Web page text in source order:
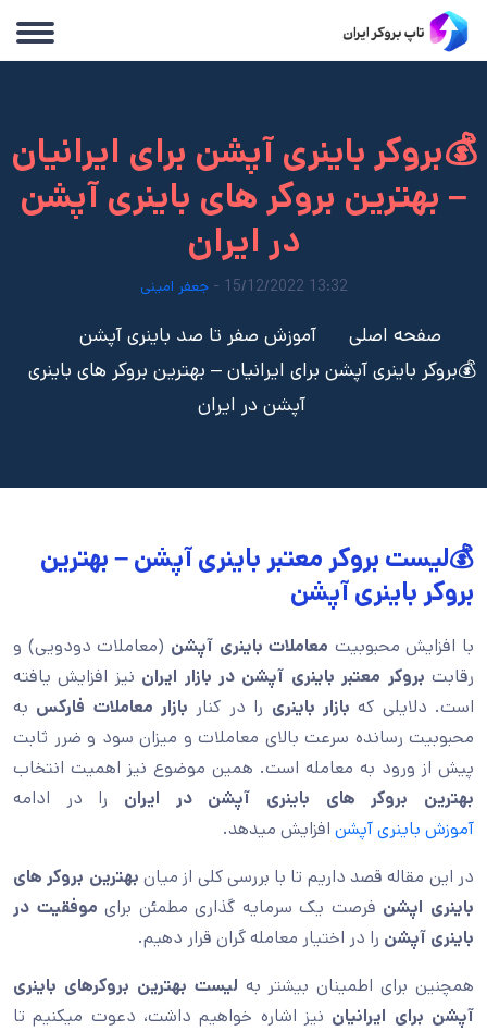
💰بروکر باینری آپشن برای ایرانیان
– بهترین بروکر های باینری آپشن
در ایران
13:32 15/12/2022 - جعفر امینی
صفحه اصلی
آموزش صفر تا صد باینری آپشن
💰بروکر باینری آپشن برای ایرانیان – بهترین بروکر های باینری
آپشن در ایران
💰لیست بروکر معتبر باینری آپشن – بهترین
بروکر باینری آپشن
با افزایش محبوبیت معاملات باینری آپشن (معاملات دودویی) و
رقابت بروکر معتبر باینری آپشن در بازار ایران نیز افزایش یافته
است. دلایلی که بازار باینری را در کنار بازار معاملات فارکس به
محبوبیت رسانده سرعت بالای معاملات و میزان سود و ضرر ثابت
پیش از ورود به معامله است. همین موضوع نیز اهمیت انتخاب
بهترین بروکر های باینری آپشن در ایران را در ادامه
آموزش باینری آپشن افزایش میدهد.
در این مقاله قصد داریم تا با بررسی کلی از میان بهترین بروکر های
باینری اپشن فرصت یک سرمایه گذاری مطمئن برای موفقیت در
باینری آپشن را در اختیار معامله گران قرار دهیم.
همچنین برای اطمینان بیشتر به لیست بهترین بروکرهای باینری
آپشن برای ایرانیان نیز اشاره خواهیم داشت، دعوت میکنیم تا